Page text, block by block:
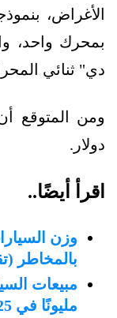
الأغراض،
بمحرك واحد،
دي" ثنائي
دولار.
اقرأ أيضًا..
وزن
بالمخاطر
مليونًا في 2025 (تقرير)